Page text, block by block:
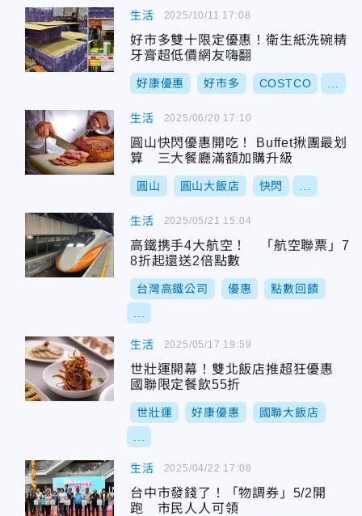
生活
好市多雙十限定優惠！衛生紙洗碗精
牙膏超低價網友嗨翻
好康優惠 好市多 COSTCO
2025/10/11 17:08
生活
圓山快閃優惠開吃！ Buffet揪團最划
算 三大餐廳滿額加購升級
圓山 圓山大飯店 快閃
2025/06/20 17:10
生活
高鐵携手4大航空！ 「航空聯票」7
8折起還送2倍點數
台灣高鐵公司 優惠 點數回饋
2025/05/21 15:04
生活
世壯運開幕！雙北飯店推超狂優惠
國聯限定餐飲55折
世壯運 好康優惠 國聯大飯店
2025/05/17 19:59
生活
台中市發錢了！「物調券」5/2開
跑 市民人人可領
2025/04/22 17:08